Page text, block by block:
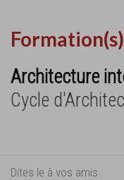
Architecture
Cycle
Dites le à vos amis :